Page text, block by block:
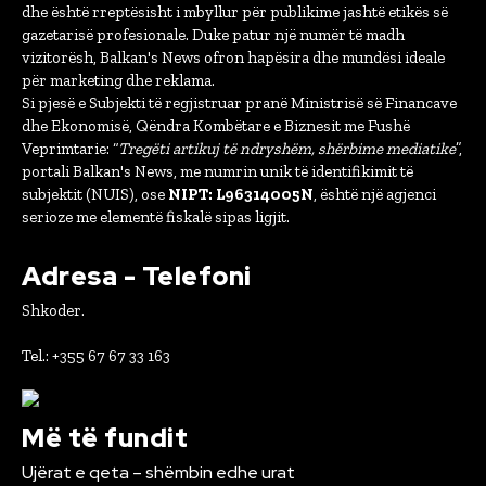
dhe është rreptësisht i mbyllur për publikime jashtë etikës së
gazetarisë profesionale. Duke patur një numër të madh
vizitorësh, Balkan's News ofron hapësira dhe mundësi ideale
për marketing dhe reklama.
Si pjesë e Subjekti të regjistruar pranë Ministrisë së Financave
dhe Ekonomisë, Qëndra Kombëtare e Biznesit me Fushë
Veprimtarie: “Tregëti artikuj të ndryshëm, shërbime mediatike”,
portali Balkan's News, me numrin unik të identifikimit të
subjektit (NUIS), ose NIPT: L96314005N, është një agjenci
serioze me elementë fiskalë sipas ligjit.
Adresa - Telefoni
Shkoder.
Tel.: +355 67 67 33 163
Më të fundit
Ujërat e qeta – shëmbin edhe urat